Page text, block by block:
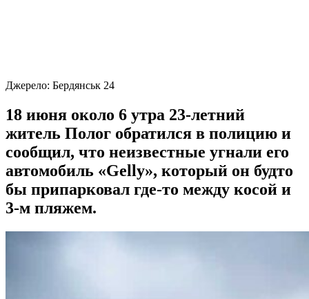
Джерело: Бердянськ 24
18 июня около 6 утра 23-летний
житель Полог обратился в полицию и
сообщил, что неизвестные угнали его
автомобиль «Gelly», который он будто
бы припарковал где-то между косой и
3-м пляжем.